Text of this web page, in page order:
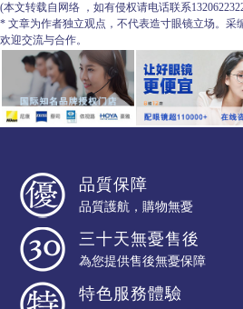
(本文转载自网络 ，如有侵权请电话联系
* 文章为作者独立观点，不代表造寸眼镜立场。采
欢迎交流与合作。
品質保障
品質護航，購物無憂
三十天無憂售後
為您提供售後無憂保障
特色服務體驗